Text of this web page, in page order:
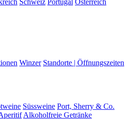
Schweiz Portugal Österreich
Winzer Standorte | Öffnungszeiten
Süssweine Port, Sherry & Co.
Alkoholfreie Getränke